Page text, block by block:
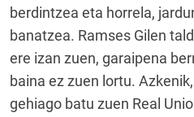
berdintzea eta horrela,
banatzea. Ramses Gilen
ere izan zuen, garaipena
baina ez zuen lortu.
gehiago batu zuen Real